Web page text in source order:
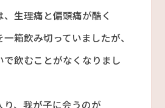
生理痛と偏頭痛が酷く
箱飲み切っていましたが、
で飲むことがなくなりまし
、我が子に会うのが